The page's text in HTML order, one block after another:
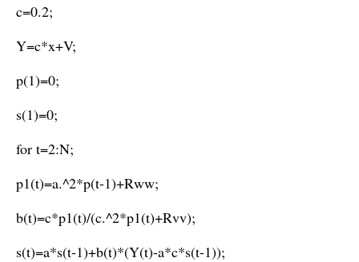
c=0.2;
Y=c*x+V;
p(1)=0;
s(1)=0;
for t=2:N;
p1(t)=a.^2*p(t-1)+Rww;
b(t)=c*p1(t)/(c.^2*p1(t)+Rvv);
s(t)=a*s(t-1)+b(t)*(Y(t)-a*c*s(t-1));